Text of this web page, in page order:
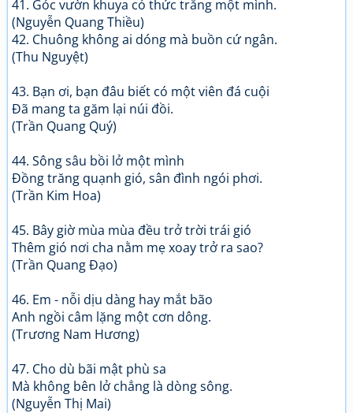
41. Góc vườn khuya cỏ thức trắng một mình.
(Nguyễn Quang Thiều)
42. Chuông không ai dóng mà buồn cứ ngân.
(Thu Nguyệt)
43. Bạn ơi, bạn đâu biết có một viên đá cuội
Đã mang ta găm lại núi đồi.
(Trần Quang Quý)
44. Sông sâu bồi lở một mình
Đồng trăng quạnh gió, sân đình ngói phơi.
(Trần Kim Hoa)
45. Bây giờ mùa mùa đều trở trời trái gió
Thêm gió nơi cha nằm mẹ xoay trở ra sao?
(Trần Quang Đạo)
46. Em - nỗi dịu dàng hay mắt bão
Anh ngồi câm lặng một cơn dông.
(Trương Nam Hương)
47. Cho dù bãi mật phù sa
Mà không bên lở chẳng là dòng sông.
(Nguyễn Thị Mai)